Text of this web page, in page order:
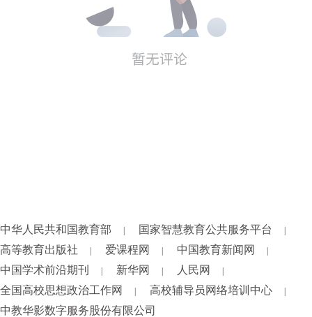
中华人民共和国教育部 国家智慧教育公共服务平台
高等教育出版社 爱课程网 中国教育新闻网
中国学术前沿期刊 新华网 人民网
全国高校思想政治工作网 高校辅导员网络培训中心
中教华影数字服务股份有限公司